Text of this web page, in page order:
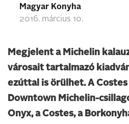
Magyar Konyha
2016. március 10.
Megjelent a Michelin
városait tartalmazó
ezúttal is örülhet. A
Downtown Michelin-
Onyx, a Costes, a